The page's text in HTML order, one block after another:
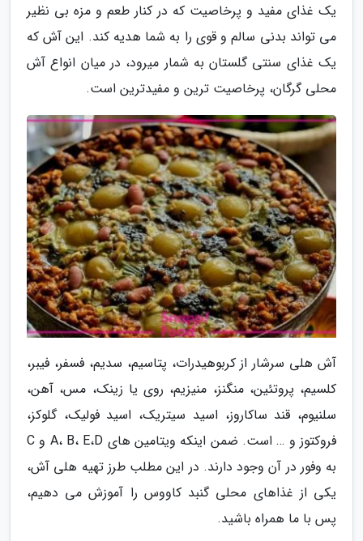
یک غذای مفید و پرخاصیت که در کنار طعم و مزه بی نظیر
می تواند بدنی سالم و قوی را به شما هدیه کند. این آش که
یک غذای سنتی گلستان به شمار میرود، در میان انواع آش
محلی گرگان، پرخاصیت ترین و مفیدترین است.
آش هلی سرشار از کربوهیدرات، پتاسیم، سدیم، فسفر، فیبر،
کلسیم، پروتئین، منگنز، منیزیم، روی یا زینک، مس، آهن،
سلنیوم، قند ساکاروز، اسید سیتریک، اسید فولیک، گلوکز،
فروکتوز و … است. ضمن اینکه ویتامین های A، B، E،D و C
به وفور در آن وجود دارند. در این مطلب طرز تهیه هلی آش،
یکی از غذاهای محلی گنبد کاووس را آموزش می دهیم،
پس با ما همراه باشید.